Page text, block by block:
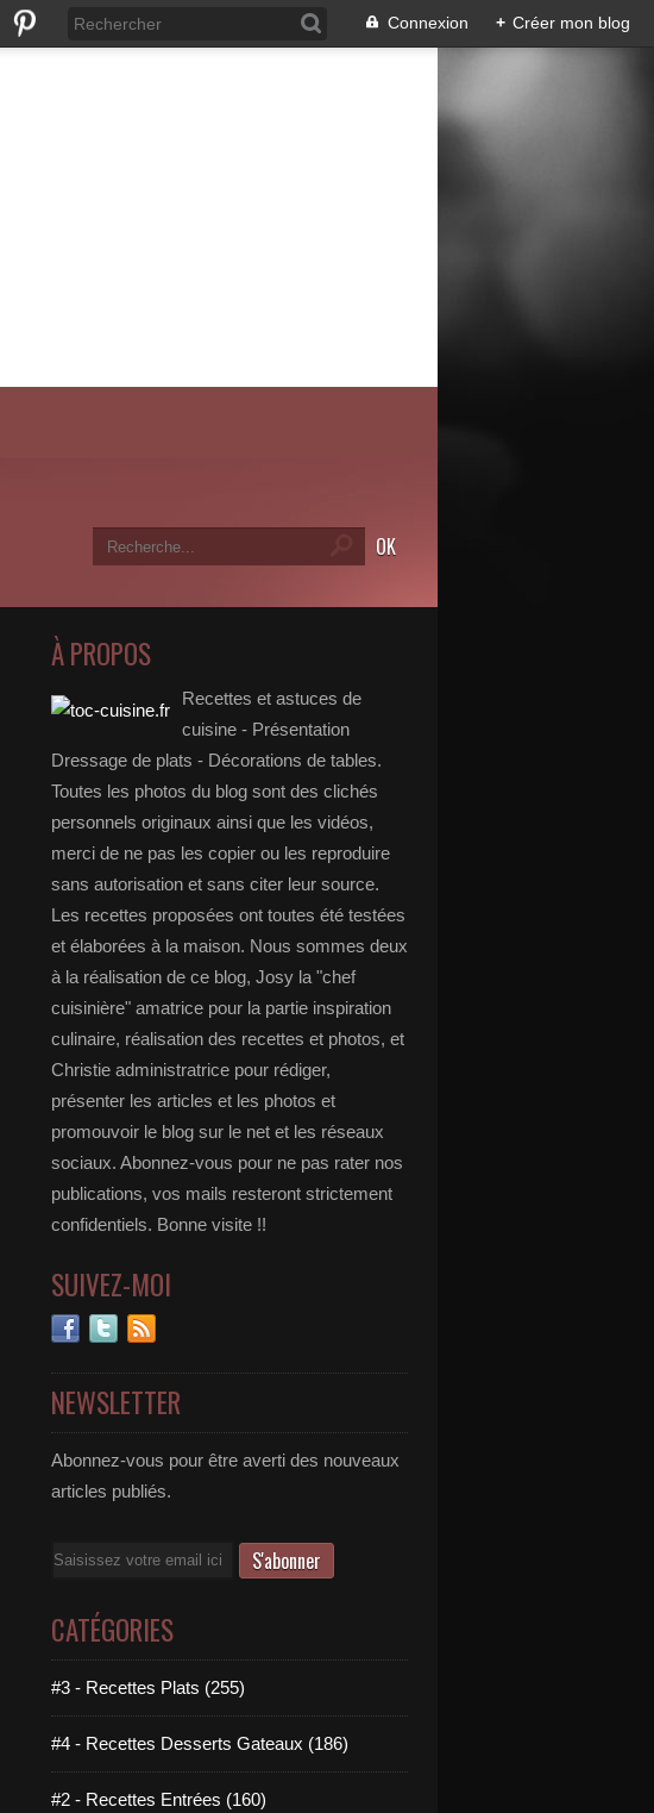
Connexion + Créer mon blog
À PROPOS
Recettes et astuces de
cuisine - Présentation
Dressage de plats - Décorations de tables.
Toutes les photos du blog sont des clichés
personnels originaux ainsi que les vidéos,
merci de ne pas les copier ou les reproduire
sans autorisation et sans citer leur source.
Les recettes proposées ont toutes été testées
et élaborées à la maison. Nous sommes deux
à la réalisation de ce blog, Josy la "chef
cuisinière" amatrice pour la partie inspiration
culinaire, réalisation des recettes et photos, et
Christie administratrice pour rédiger,
présenter les articles et les photos et
promouvoir le blog sur le net et les réseaux
sociaux. Abonnez-vous pour ne pas rater nos
publications, vos mails resteront strictement
confidentiels. Bonne visite !!
SUIVEZ-MOI
NEWSLETTER
Abonnez-vous pour être averti des nouveaux
articles publiés.
Email
CATÉGORIES
#3 - Recettes Plats (255)
#4 - Recettes Desserts Gateaux (186)
#2 - Recettes Entrées (160)